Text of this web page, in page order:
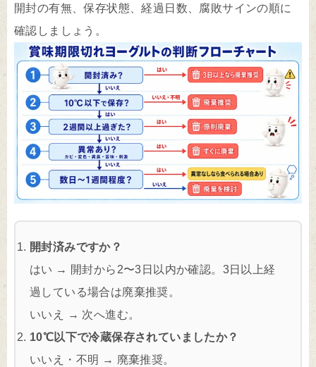
開封の有無、保存状態、経過日数、腐敗サインの順に
確認しましょう。
開封済みですか？
はい → 開封から2〜3日以内か確認。3日以上経
過している場合は廃棄推奨。
いいえ → 次へ進む。
10℃以下で冷蔵保存されていましたか？
いいえ・不明 → 廃棄推奨。